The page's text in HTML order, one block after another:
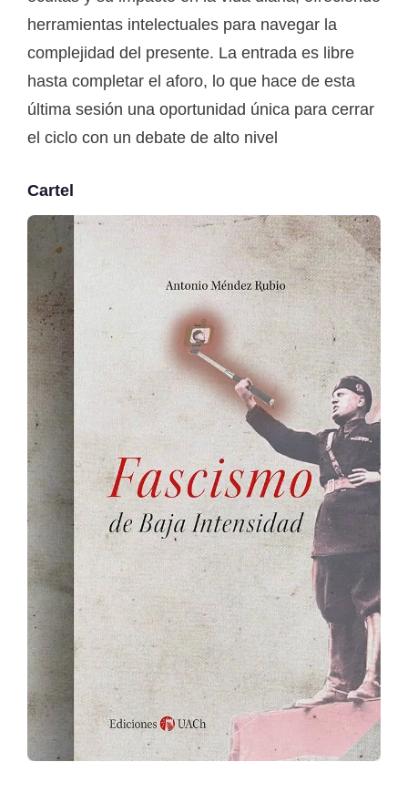
herramientas intelectuales para navegar la
complejidad del presente. La entrada es libre
hasta completar el aforo, lo que hace de esta
última sesión una oportunidad única para cerrar
el ciclo con un debate de alto nivel
Cartel